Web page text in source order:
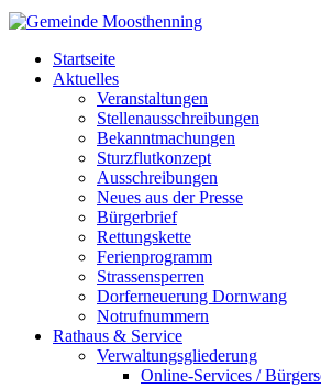
Startseite
Aktuelles
Veranstaltungen
Stellenausschreibungen
Bekanntmachungen
Sturzflutkonzept
Ausschreibungen
Neues aus der Presse
Bürgerbrief
Rettungskette
Ferienprogramm
Strassensperren
Dorferneuerung Dornwang
Notrufnummern
Rathaus & Service
Verwaltungsgliederung
Online-Services /